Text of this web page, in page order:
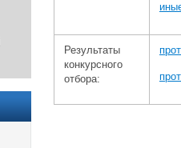
Результаты
конкурсного
отбора: